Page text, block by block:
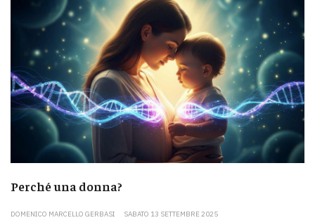
Perché una donna?
DOMENICO MARCELLO GERBASI SABATO 13 SETTEMBRE 2025